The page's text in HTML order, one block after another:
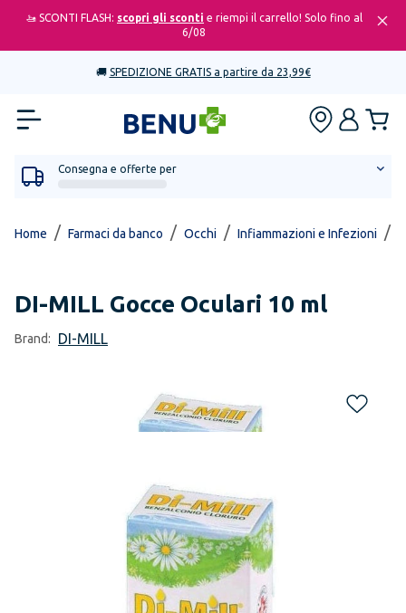
🚤 SCONTI FLASH: scopri gli sconti e riempi il carrello! Solo fino al
6/08
🚚 SPEDIZIONE GRATIS a partire da 23,99€
Consegna e offerte per
Home / Farmaci da banco / Occhi / Infiammazioni e Infezioni /
DI-MILL Gocce Oculari 10 ml
Brand: DI-MILL